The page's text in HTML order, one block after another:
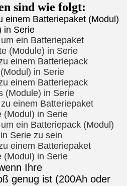
sind wie folgt:
einem Batteriepaket (Modul)
in Serie
ein Batteriepaket
(Module) in Serie
einem Batteriepack
in Serie
einem Batteriepack
(Module) in Serie
einem Batteriepaket
(Modul) in Serie
ein Batteriepack (Modul)
Serie zu sein
einem Batteriepaket
(Modul) in Serie
Ihre
genug ist (200Ah oder